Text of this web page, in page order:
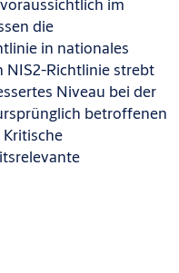
im
die
in nationales
NIS2-Richtlinie strebt
Niveau bei der
betroffenen